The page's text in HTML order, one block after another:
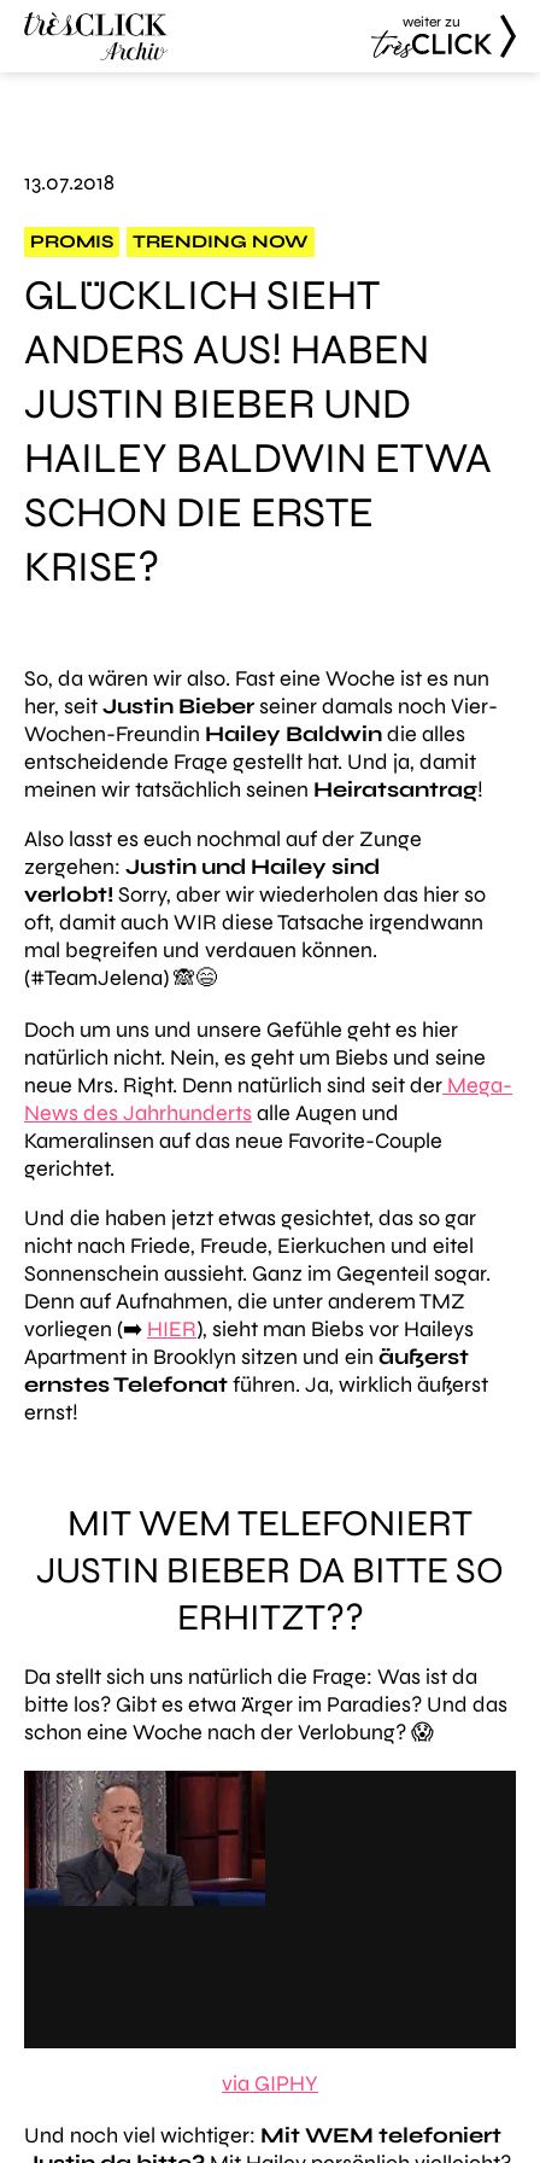
weiter zu
13.07.2018
PROMIS TRENDING NOW
GLÜCKLICH SIEHT
ANDERS AUS! HABEN
JUSTIN BIEBER UND
HAILEY BALDWIN ETWA
SCHON DIE ERSTE
KRISE?
So, da wären wir also. Fast eine Woche ist es nun
her, seitJustin Bieberseiner damals noch Vier-
Wochen-Freundin Hailey Baldwindie alles
entscheidende Frage gestellt hat. Und ja, damit
meinen wir tatsächlich seinen Heiratsantrag!
Also lasst es euch nochmal auf der Zunge
zergehen: Justin und Hailey sind
verlobt!Sorry, aber wir wiederholen das hier so
oft, damit auch WIR diese Tatsache irgendwann
mal begreifen und verdauen können.
(#TeamJelena) 🙈😄
Doch um uns und unsere Gefühle geht es hier
natürlich nicht. Nein, es geht um Biebs und seine
neue Mrs. Right. Denn natürlich sind seit der Mega-
News des Jahrhundertsalle Augen und
Kameralinsen auf das neue Favorite-Couple
gerichtet.
Und die haben jetzt etwas gesichtet, das so gar
nicht nach Friede, Freude, Eierkuchen und eitel
Sonnenschein aussieht. Ganz im Gegenteil sogar.
Denn auf Aufnahmen, die unter anderem TMZ
vorliegen (➡️ HIER), sieht man Biebs vor Haileys
Apartment in Brooklyn sitzen und ein äußerst
ernstes Telefonatführen. Ja, wirklich äußerst
ernst!
MIT WEM TELEFONIERT
JUSTIN BIEBER DA BITTE SO
ERHITZT??
Da stellt sich uns natürlich die Frage: Was ist da
bitte los? Gibt es etwa Ärger im Paradies? Und das
schon eine Woche nach der Verlobung? 😱
via GIPHY
Und noch viel wichtiger: Mit WEM telefoniert